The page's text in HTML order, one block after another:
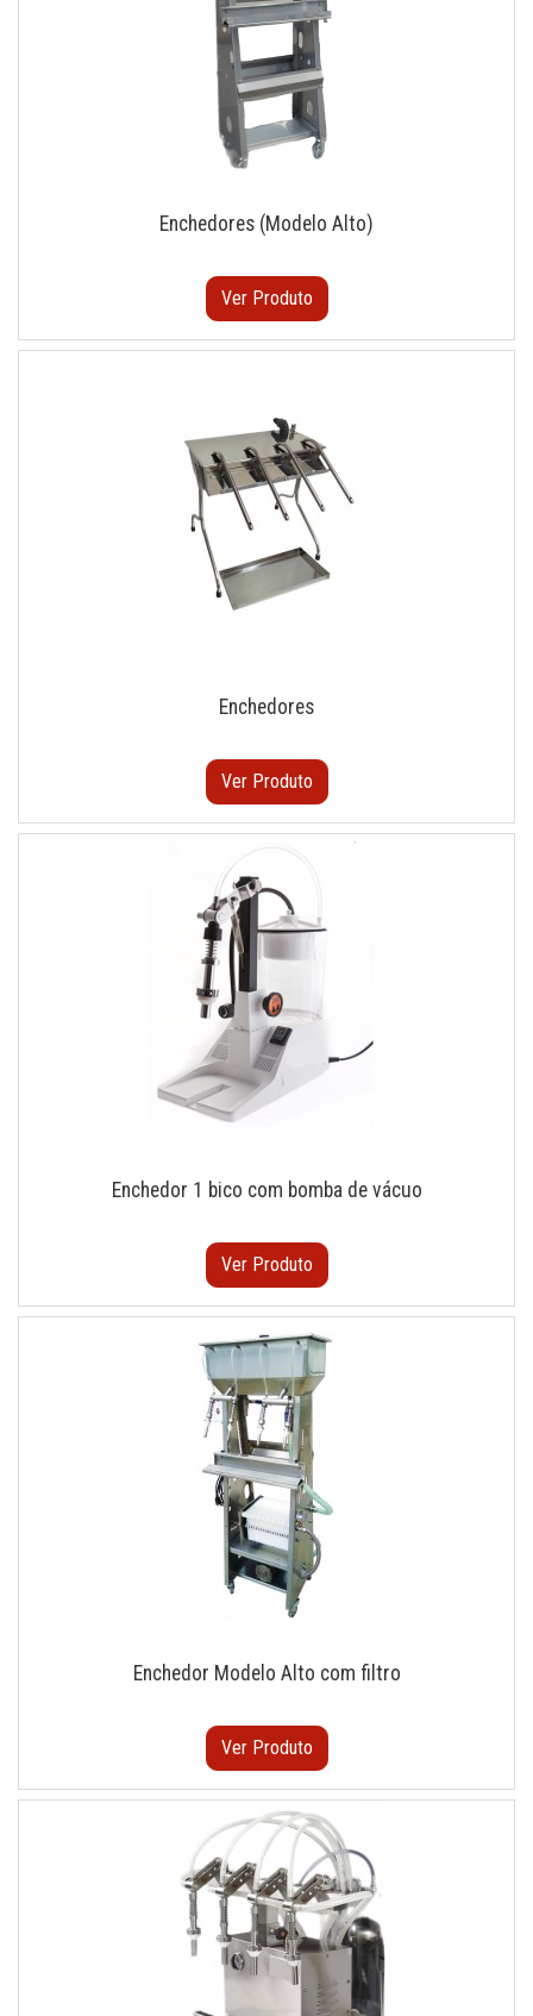
Enchedores (Modelo Alto)
Ver Produto
Enchedores
Ver Produto
Enchedor 1 bico com bomba de vácuo
Ver Produto
Enchedor Modelo Alto com filtro
Ver Produto